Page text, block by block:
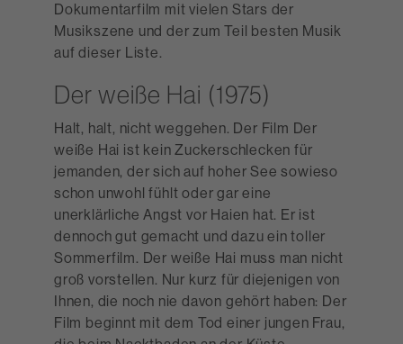
Dokumentarfilm mit vielen Stars der
Musikszene und der zum Teil besten Musik
auf dieser Liste.
Der weiße Hai (1975)
Halt, halt, nicht weggehen. Der Film Der
weiße Hai ist kein Zuckerschlecken für
jemanden, der sich auf hoher See sowieso
schon unwohl fühlt oder gar eine
unerklärliche Angst vor Haien hat. Er ist
dennoch gut gemacht und dazu ein toller
Sommerfilm. Der weiße Hai muss man nicht
groß vorstellen. Nur kurz für diejenigen von
Ihnen, die noch nie davon gehört haben: Der
Film beginnt mit dem Tod einer jungen Frau,